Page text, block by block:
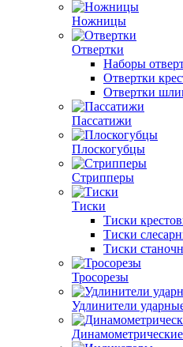
Ножницы
Отвертки
Наборы
Отвертки
Отвертки
Пассатижи
Плоскогубцы
Стрипперы
Тиски
Тиски
Тиски
Тиски
Тросорезы
Удлинители